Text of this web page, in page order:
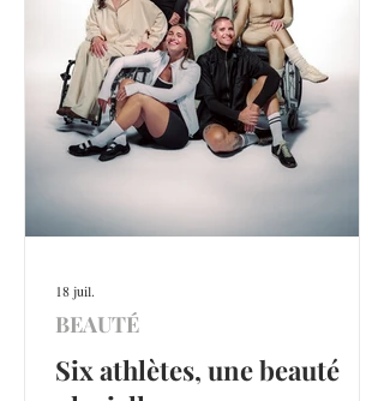
Six athlètes, une beauté
BEAUTÉ
18 juil.